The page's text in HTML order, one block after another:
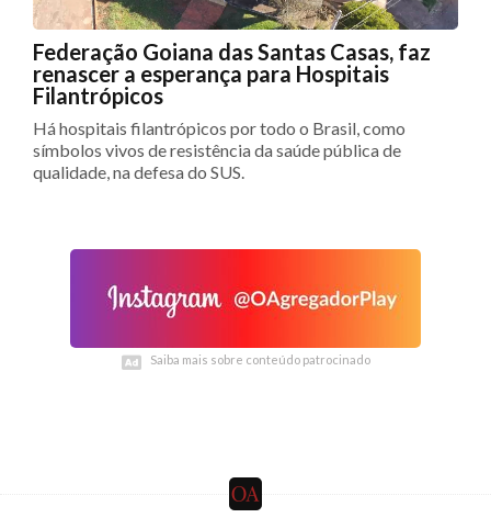
Federação Goiana das Santas Casas, faz
renascer a esperança para Hospitais
Filantrópicos
Há hospitais filantrópicos por todo o Brasil, como
símbolos vivos de resistência da saúde pública de
qualidade, na defesa do SUS.
Saiba mais sobre conteúdo patrocinado
Saiba mais sobre conteúdo patrocinado